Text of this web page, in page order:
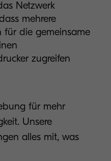
Netzwerk
mehrere
für die gemeinsame
zugreifen
für mehr
Unsere
alles mit, was